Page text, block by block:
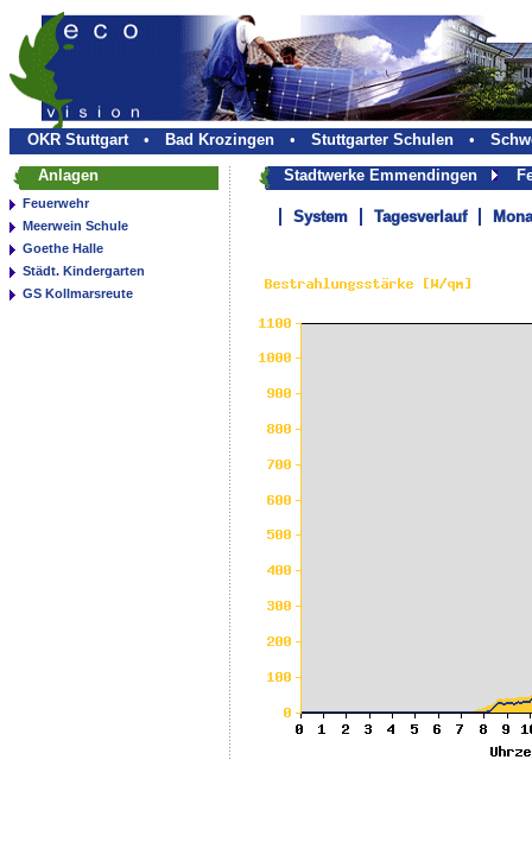
OKR Stuttgart • Bad Krozingen • Stuttgarter Schulen •
Anlagen
Feuerwehr
Meerwein Schule
Goethe Halle
Städt. Kindergarten
GS Kollmarsreute
Stadtwerke Emmendingen
System Tagesverlauf